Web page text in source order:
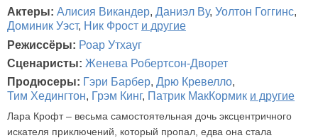
Актеры: Алисия Викандер, Даниэл Ву, Уолтон Гоггинс,
Доминик Уэст, Ник Фрост и другие
Режиссёры: Роар Утхауг
Сценаристы: Женева Робертсон-Дворет
Продюсеры: Гэри Барбер, Дрю Кревелло,
Тим Хедингтон, Грэм Кинг, Патрик МакКормик и другие
Лара Крофт – весьма самостоятельная дочь эксцентричного
искателя приключений, который пропал, едва она стала